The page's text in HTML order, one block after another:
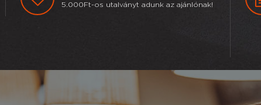
5.000Ft-os utalványt adunk az ajánlónak!